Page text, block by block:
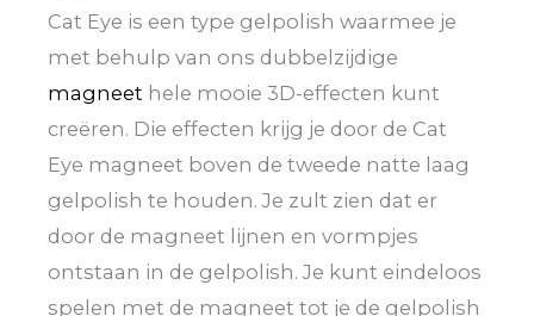
Cat Eye is een type gelpolish waarmee je
met behulp van ons dubbelzijdige
magneet hele mooie 3D-effecten kunt
creëren. Die effecten krijg je door de Cat
Eye magneet boven de tweede natte laag
gelpolish te houden. Je zult zien dat er
door de magneet lijnen en vormpjes
ontstaan in de gelpolish. Je kunt eindeloos
spelen met de magneet tot je de gelpolish